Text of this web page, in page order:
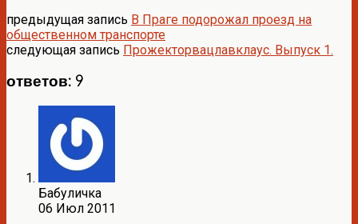
предыдущая запись В Праге подорожал проезд на
общественном транспорте
следующая запись Прожекторвацлавклаус. Выпуск 1.
ответов: 9
Бабуличка
06 Июл 2011